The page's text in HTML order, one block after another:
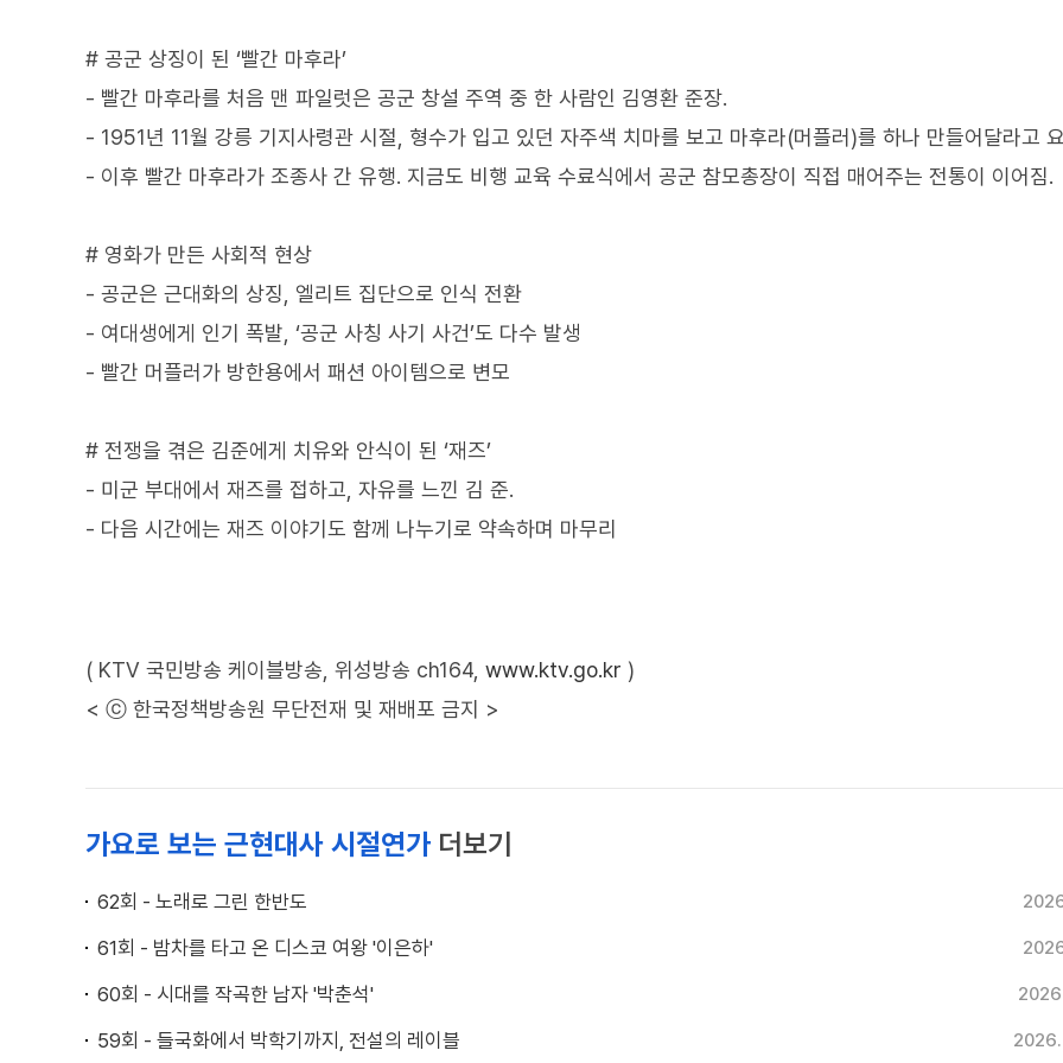
# 공군 상징이 된 ‘빨간 마후라’
- 빨간 마후라를 처음 맨 파일럿은 공군 창설 주역 중 한 사람인 김영환 준장.
- 1951년 11월 강릉 기지사령관 시절, 형수가 입고 있던 자주색 치마를 보고 마후라(머플러)를 하나 만들어달라고
- 이후 빨간 마후라가 조종사 간 유행. 지금도 비행 교육 수료식에서 공군 참모총장이 직접 매어주는 전통이 이어짐.
# 영화가 만든 사회적 현상
- 공군은 근대화의 상징, 엘리트 집단으로 인식 전환
- 여대생에게 인기 폭발, ‘공군 사칭 사기 사건’도 다수 발생
- 빨간 머플러가 방한용에서 패션 아이템으로 변모
# 전쟁을 겪은 김준에게 치유와 안식이 된 ‘재즈’
- 미군 부대에서 재즈를 접하고, 자유를 느낀 김 준.
- 다음 시간에는 재즈 이야기도 함께 나누기로 약속하며 마무리
( KTV 국민방송 케이블방송, 위성방송 ch164, www.ktv.go.kr )
< ⓒ 한국정책방송원 무단전재 및 재배포 금지 >
가요로 보는 근현대사 시절연가 더보기
62회 - 노래로 그린 한반도
61회 - 밤차를 타고 온 디스코 여왕 '이은하'
60회 - 시대를 작곡한 남자 '박춘석'
59회 - 들국화에서 박학기까지, 전설의 레이블